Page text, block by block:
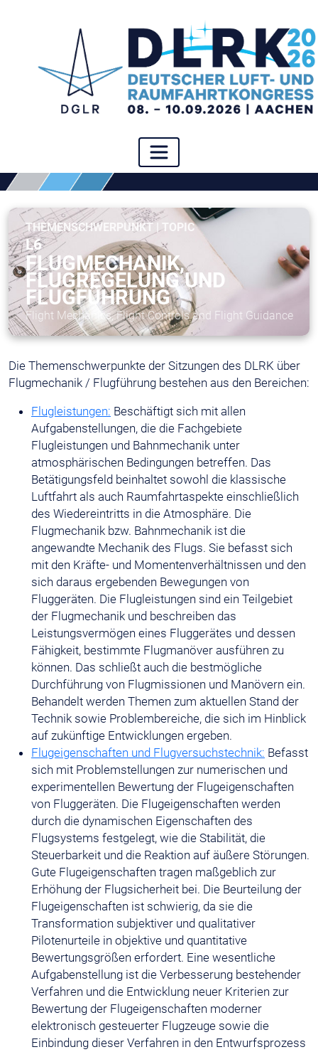
THEMENSCHWERPUNKT | TOPIC
L6
FLUGMECHANIK,
FLUGREGELUNG UND
FLUGFÜHRUNG
Flight Mechanics, Flight Controls and Flight Guidance
Die Themenschwerpunkte der Sitzungen des DLRK über
Flugmechanik / Flugführung bestehen aus den Bereichen:
Flugleistungen: Beschäftigt sich mit allen
Aufgabenstellungen, die die Fachgebiete
Flugleistungen und Bahnmechanik unter
atmosphärischen Bedingungen betreffen. Das
Betätigungsfeld beinhaltet sowohl die klassische
Luftfahrt als auch Raumfahrtaspekte einschließlich
des Wiedereintritts in die Atmosphäre. Die
Flugmechanik bzw. Bahnmechanik ist die
angewandte Mechanik des Flugs. Sie befasst sich
mit den Kräfte- und Momentenverhältnissen und den
sich daraus ergebenden Bewegungen von
Fluggeräten. Die Flugleistungen sind ein Teilgebiet
der Flugmechanik und beschreiben das
Leistungsvermögen eines Fluggerätes und dessen
Fähigkeit, bestimmte Flugmanöver ausführen zu
können. Das schließt auch die bestmögliche
Durchführung von Flugmissionen und Manövern ein.
Behandelt werden Themen zum aktuellen Stand der
Technik sowie Problembereiche, die sich im Hinblick
auf zukünftige Entwicklungen ergeben.
Flugeigenschaften und Flugversuchstechnik: Befasst
sich mit Problemstellungen zur numerischen und
experimentellen Bewertung der Flugeigenschaften
von Fluggeräten. Die Flugeigenschaften werden
durch die dynamischen Eigenschaften des
Flugsystems festgelegt, wie die Stabilität, die
Steuerbarkeit und die Reaktion auf äußere Störungen.
Gute Flugeigenschaften tragen maßgeblich zur
Erhöhung der Flugsicherheit bei. Die Beurteilung der
Flugeigenschaften ist schwierig, da sie die
Transformation subjektiver und qualitativer
Pilotenurteile in objektive und quantitative
Bewertungsgrößen erfordert. Eine wesentliche
Aufgabenstellung ist die Verbesserung bestehender
Verfahren und die Entwicklung neuer Kriterien zur
Bewertung der Flugeigenschaften moderner
elektronisch gesteuerter Flugzeuge sowie die
Einbindung dieser Verfahren in den Entwurfsprozess